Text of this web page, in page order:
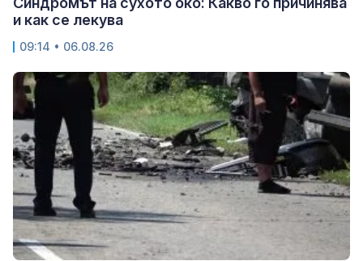
и как се лекува
09:14 • 06.08.26